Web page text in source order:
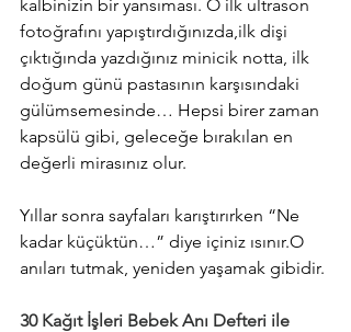
kalbinizin bir yansıması. O ilk ultrason
fotoğrafını yapıştırdığınızda,ilk dişi
çıktığında yazdığınız minicik notta, ilk
doğum günü pastasının karşısındaki
gülümsemesinde… Hepsi birer zaman
kapsülü gibi, geleceğe bırakılan en
değerli mirasınız olur.
Yıllar sonra sayfaları karıştırırken “Ne
kadar küçüktün…” diye içiniz ısınır.O
anıları tutmak, yeniden yaşamak gibidir.
30 Kağıt İşleri Bebek Anı Defteri ile